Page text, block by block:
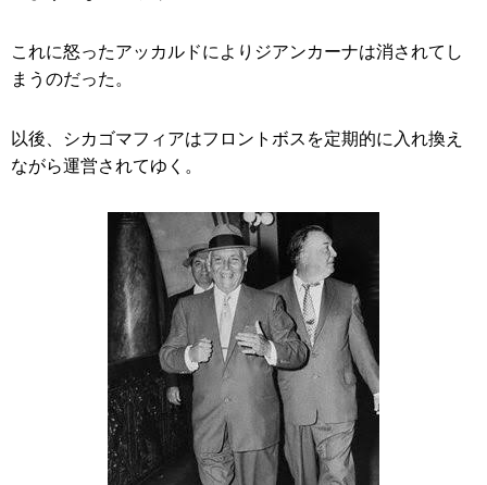
これに怒ったアッカルドによりジアンカーナは消されてし
まうのだった。
以後、シカゴマフィアはフロントボスを定期的に入れ換え
ながら運営されてゆく。